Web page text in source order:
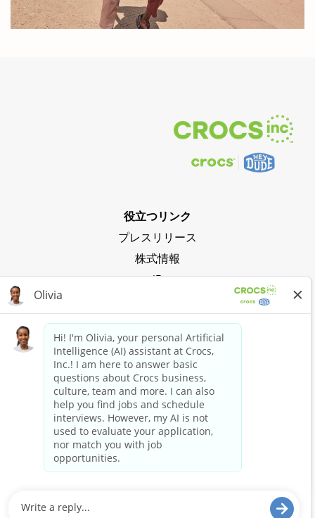
世界中の従業
役立つリンク
プレスリリース
株式情報
IR
クロックスの波に乗る
Crocs Clubに参加
今すぐショッピング
Crocsでショッピング
HEYDUDEでショッピング
クロックスとつながる